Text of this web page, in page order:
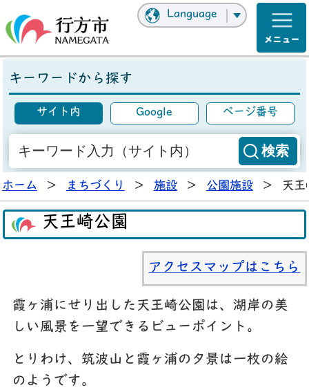
Language
キーワードから探す
サイト内 Google ページ番号
ホーム > まちづくり > 施設 > 公園施設 > 天王
天王崎公園
アクセスマップはこちら
霞ヶ浦にせり出した天王崎公園は、湖岸の美
しい風景を一望できるビューポイント。
とりわけ、筑波山と霞ヶ浦の夕景は一枚の絵
のようです。